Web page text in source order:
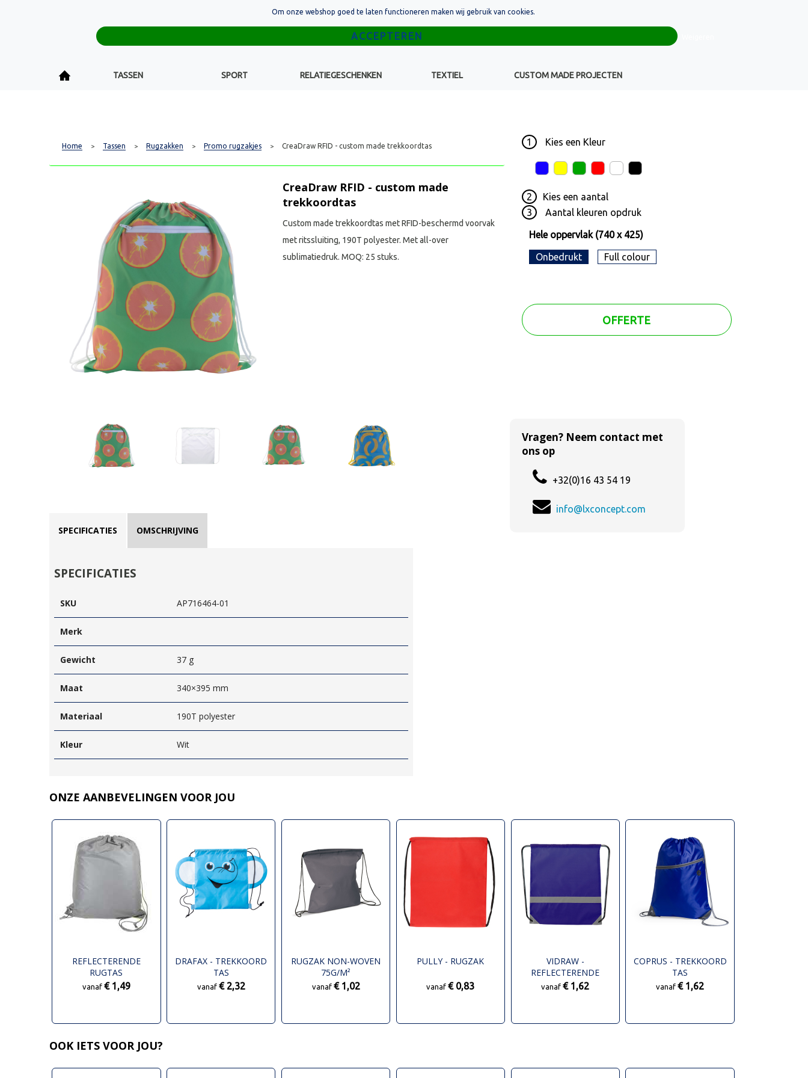
+32(0)16 43 54 19
TASSEN SPORT RELATIEGESCHENKEN TEXTIEL CUSTOM MADE PROJECTEN
Home > Tassen > Rugzakken > Promo rugzakjes > CreaDraw RFID - custom made trekkoordtas 1 Kies een Kleur
2 Kies een aantal
3
Aantal kleuren opdruk
Hele oppervlak (740 x 425)
Onbedrukt Full colour
OFFERTE
CreaDraw RFID - custom made
trekkoordtas
Custom made trekkoordtas met RFID-beschermd voorvak
met ritssluiting, 190T polyester. Met all-over
sublimatiedruk. MOQ: 25 stuks.
SPECIFICATIES OMSCHRIJVING
SPECIFICATIES
SKU AP716464-01
Merk
Gewicht 37 g
Maat 340×395 mm
Materiaal 190T polyester
Kleur Wit
Vragen? Neem contact met
ons op
+32(0)16 43 54 19
info@lxconcept.com
ONZE AANBEVELINGEN VOOR JOU
REFLECTERENDE
RUGTAS
vanaf € 1,49
DRAFAX - TREKKOORD
TAS
vanaf € 2,32
RUGZAK NON-WOVEN
75G/M²
vanaf € 1,02
PULLY - RUGZAK
vanaf€ 0,83
VIDRAW -
REFLECTERENDE
TREKKOORD TAS
vanaf€ 1,62
COPRUS - TREKKOORD
TAS
vanaf€ 1,62
OOK IETS VOOR JOU?
Om onze webshop goed te laten functioneren maken wij gebruik van cookies.